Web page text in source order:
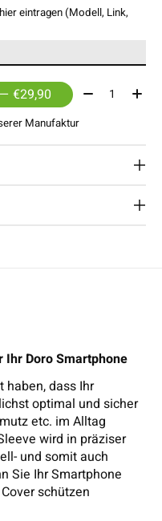
eintragen (Modell, Link,
— €29,90 Menge:
Manufaktur
Doro Smartphone
haben, dass Ihr
optimal und sicher
etc. im Alltag
wird in präziser
und somit auch
Sie Ihr Smartphone
schützen